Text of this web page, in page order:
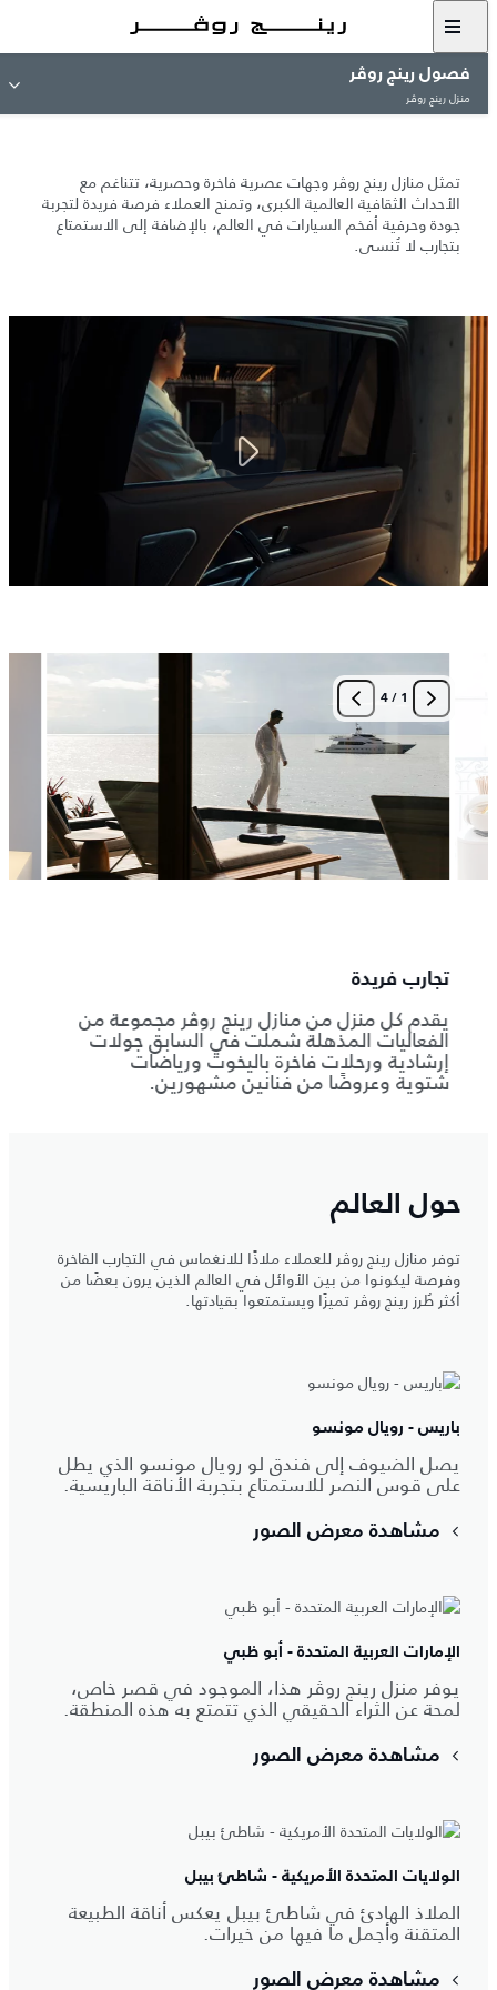
فصول رينج روڤر
منزل رينج روڤر
تمثل منازل رينج روڤر وجهات عصرية فاخرة وحصرية، تتناغم مع
الأحداث الثقافية العالمية الكبرى، وتمنح العملاء فرصة فريدة لتجربة
جودة وحرفية أفخم السيارات في العالم، بالإضافة إلى الاستمتاع
بتجارب لا تُنسى.
تجارب فريدة
يقدم كل منزل من منازل رينج روڤر مجموعة من
الفعاليات المذهلة شملت في السابق جولات
إرشادية ورحلات فاخرة باليخوت ورياضات
شتوية وعروضًا من فنانين مشهورين.
1
/
4
حول العالم
توفر منازل رينج روڤر للعملاء ملاذًا للانغماس في التجارب الفاخرة
وفرصة ليكونوا من بين الأوائل في العالم الذين يرون بعضًا من
أكثر طُرز رينج روڤر تميزًا ويستمتعوا بقيادتها.
باريس - رويال مونسو
يصل الضيوف إلى فندق لو رويال مونسو الذي يطل
على قوس النصر للاستمتاع بتجربة الأناقة الباريسية.
مشاهدة معرض الصور
الإمارات العربية المتحدة - أبو ظبي
يوفر منزل رينج روڤر هذا، الموجود في قصر خاص،
لمحة عن الثراء الحقيقي الذي تتمتع به هذه المنطقة.
مشاهدة معرض الصور
الولايات المتحدة الأمريكية - شاطئ بيبل
الملاذ الهادئ في شاطئ بيبل يعكس أناقة الطبيعة
المتقنة وأجمل ما فيها من خيرات.
مشاهدة معرض الصور